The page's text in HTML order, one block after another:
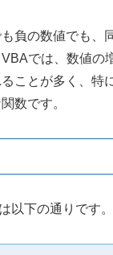
負の数値でも、
では、数値の
ことが多く、特
数です。
以下の通りです。